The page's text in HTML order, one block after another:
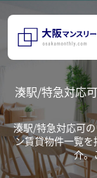
湊駅/特急対応
湊駅/特急対応可
ン賃貸物件一覧
介。